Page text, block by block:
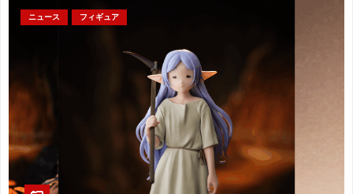
ニュース フィギュア